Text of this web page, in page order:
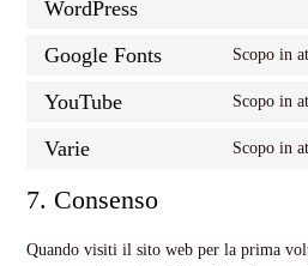
WordPress
Google Fonts Scopo in
YouTube Scopo in
Varie Scopo in
7. Consenso
Quando visiti il sito web per la prima